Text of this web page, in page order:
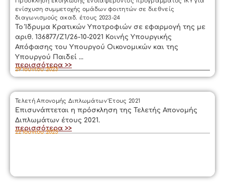
ενίσχυση συμμετοχής ομάδων φοιτητών σε διεθνείς
διαγωνισμούς ακαδ. έτους 2023-24
Το Ίδρυμα Κρατικών Υποτροφιών σε εφαρμογή της με
αριθ. 136877/Ζ1/26-10-2021 Κοινής Υπουργικής
Απόφασης του Υπουργού Οικονομικών και της
Υπουργού Παιδεί ...
περισσότερα >>
29 Ιουνίου 2023
Τελετή Απονομής Διπλωμάτων Έτους 2021
Επισυνάπτεται η πρόσκληση της Τελετής Απονομής
Διπλωμάτων έτους 2021.
περισσότερα >>
22 Ιουνίου 2023